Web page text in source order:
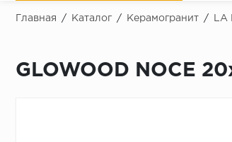
Главная / Каталог / Керамогранит / LA
GLOWOOD NOCE